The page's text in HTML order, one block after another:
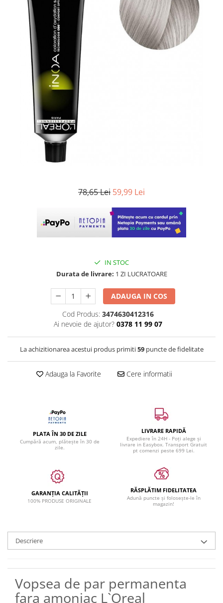
78,65 Lei 59,99 Lei
IN STOC
Durata de livrare: 1 ZI LUCRATOARE
ADAUGA IN COS
Cod Produs: 3474630412316
Ai nevoie de ajutor? 0378 11 99 07
La achizitionarea acestui produs primiti59puncte de fidelitate
Adauga la Favorite Cere informatii
PLATA ÎN 30 DE ZILE
Cumpără acum, plătește în 30 de
zile.
LIVRARE RAPIDĂ
Expediere în 24H - Poți alege și
livrare in Easybox. Transport Gratuit
pt comenzi peste 699 Lei.
GARANȚIA CALITĂȚII
100% PRODUSE ORIGINALE
RĂSPLĂTIM FIDELITATEA
Adună puncte și folosește-le în
magazin!
Descriere
Vopsea de par permanenta
fara amoniac L`Oreal